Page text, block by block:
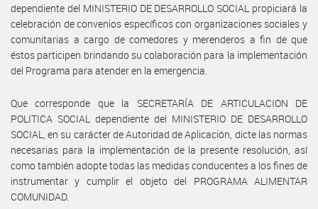
dependiente del MINISTERIO DE DESARROLLO SOCIAL propiciará la
celebración de convenios específicos con organizaciones sociales y
comunitarias a cargo de comedores y merenderos a fin de que
éstos participen brindando su colaboración para la implementación
del Programa para atender en la emergencia.
Que corresponde que la SECRETARÍA DE ARTICULACION DE
POLITICA SOCIAL dependiente del MINISTERIO DE DESARROLLO
SOCIAL, en su carácter de Autoridad de Aplicación, dicte las normas
necesarias para la implementación de la presente resolución, así
como también adopte todas las medidas conducentes a los fines de
instrumentar y cumplir el objeto del PROGRAMA ALIMENTAR
COMUNIDAD.